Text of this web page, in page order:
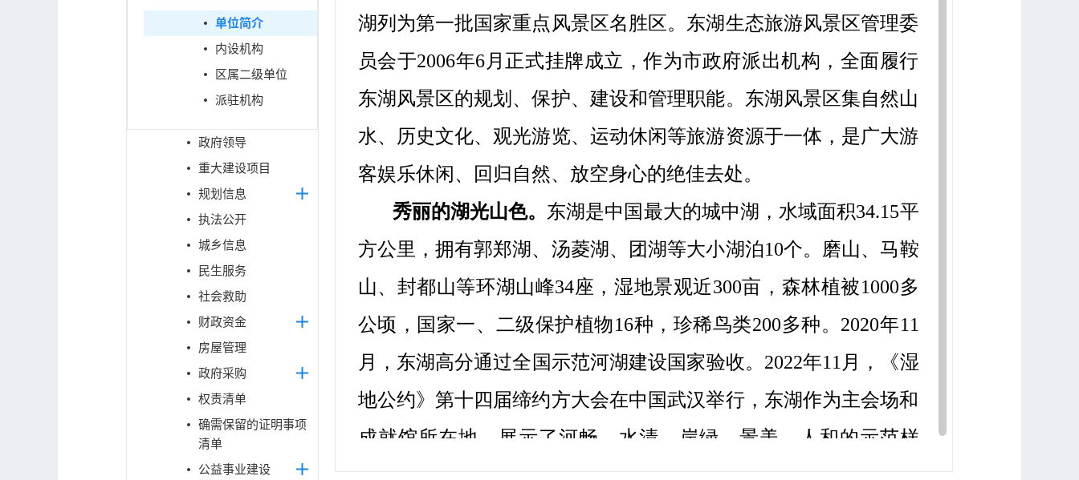
单位简介
内设机构
区属二级单位
派驻机构
政府领导
重大建设项目
规划信息
执法公开
城乡信息
民生服务
社会救助
财政资金
房屋管理
政府采购
权责清单
确需保留的证明事项
清单
公益事业建设
湖列为第一批国家重点风景区名胜区。东湖生态旅游风景区管理委
员会于2006年6月正式挂牌成立，作为市政府派出机构，全面履行
东湖风景区的规划、保护、建设和管理职能。东湖风景区集自然山
水、历史文化、观光游览、运动休闲等旅游资源于一体，是广大游
客娱乐休闲、回归自然、放空身心的绝佳去处。
秀丽的湖光山色。 东湖是中国最大的城中湖，水域面积34.15平
方公里，拥有郭郑湖、汤菱湖、团湖等大小湖泊10个。 磨山、马鞍
山、封都山等环湖山峰34座，湿地景观近300亩，森林植被1000多
公顷，国家一、二级保护植物16种，珍稀鸟类200多种。2020年11
月，东湖高分通过全国示范河湖建设国家验收。2022年11月，《湿
地公约》第十四届缔约方大会在中国武汉举行，东湖作为主会场和
成就馆所在地，展示了河畅、水清、岸绿、景美、人和的示范样
本。